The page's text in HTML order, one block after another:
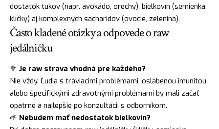
dostatok tukov (napr. avokádo, orechy), bielkovín (semienka,
klíčky) aj komplexných sacharidov (ovocie, zelenina).
Často kladené otázky a odpovede o raw
jedálničku
🥦 Je raw strava vhodná pre každého?
Nie vždy. Ľudia s tráviacimi problémami, oslabenou imunitou
alebo špecifickými zdravotnými problémami by mali začať
opatrne a najlepšie po konzultácii s odborníkom.
🌱 Nebudem mať nedostatok bielkovín?